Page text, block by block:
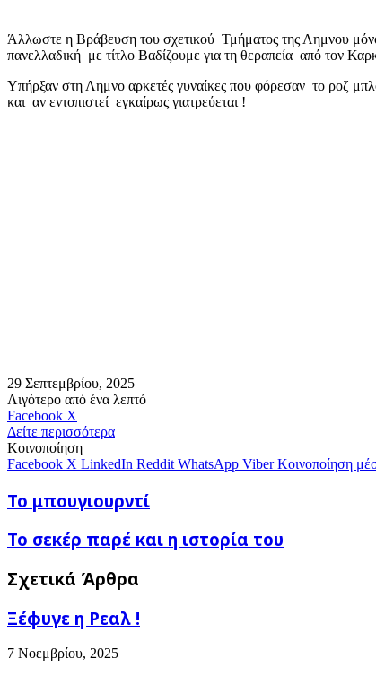
Άλλωστε η Βράβευση του σχετικού Τμήματος της Λημνου
πανελλαδική με τίτλο Βαδίζουμε για τη θεραπεία από τον
Υπήρξαν στη Λημνο αρκετές γυναίκες που φόρεσαν το ροζ
και αν εντοπιστεί εγκαίρως γιατρεύεται !
29 Σεπτεμβρίου, 2025
Λιγότερο από ένα λεπτό
Facebook X
μέσω
E-
mail
Δείτε περισσότερα
Κοινοποίηση
Facebook X LinkedIn Reddit WhatsApp Viber Κοινοποίηση
Το
μπουγιουρντί
Το μπουγιουρντί
Το
σεκέρ
και
ιστορία
του
Το σεκέρ παρέ και η ιστορία του
Σχετικά Άρθρα
Ξέφυγε η Ρεαλ !
7 Νοεμβρίου, 2025